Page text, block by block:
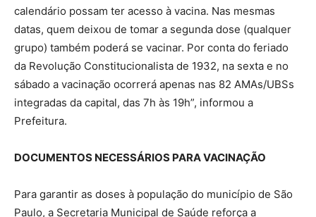
calendário possam ter acesso à vacina. Nas mesmas
datas, quem deixou de tomar a segunda dose (qualquer
grupo) também poderá se vacinar. Por conta do feriado
da Revolução Constitucionalista de 1932, na sexta e no
sábado a vacinação ocorrerá apenas nas 82 AMAs/UBSs
integradas da capital, das 7h às 19h”, informou a
Prefeitura.
DOCUMENTOS NECESSÁRIOS PARA VACINAÇÃO
Para garantir as doses à população do município de São
Paulo, a Secretaria Municipal de Saúde reforça a